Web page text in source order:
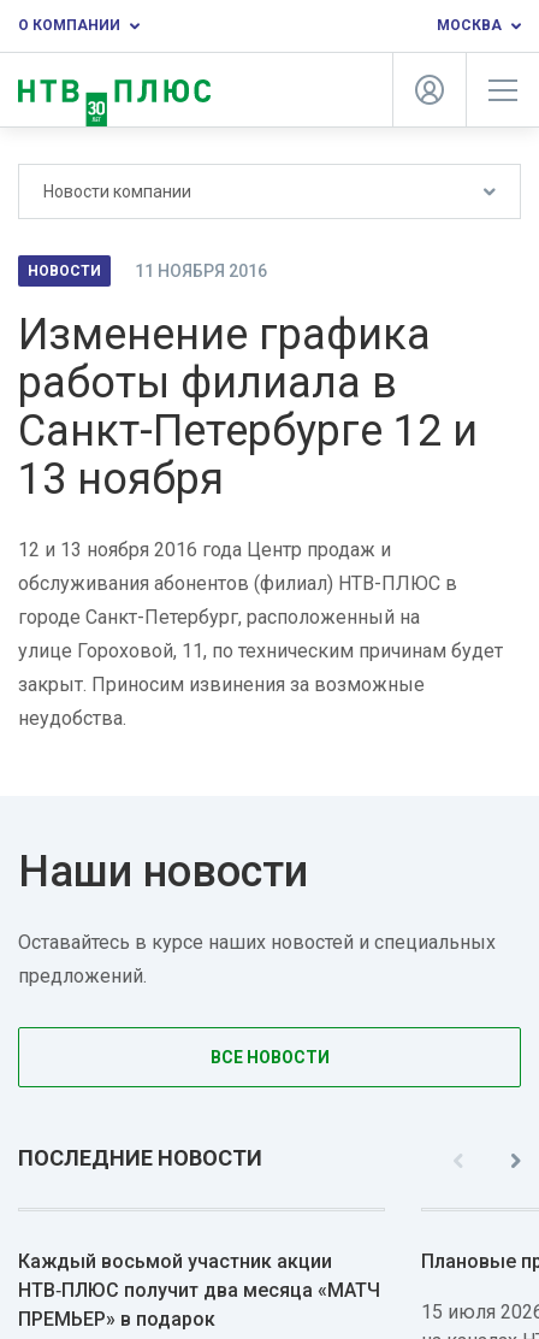
О КОМПАНИИ МОСКВА
Новости компании
НОВОСТИ 11 НОЯБРЯ 2016
Изменение графика
работы филиала в
Санкт-Петербурге 12 и
13 ноября
12 и 13 ноября 2016 года Центр продаж и
обслуживания абонентов (филиал) НТВ-ПЛЮС в
городе Санкт-Петербург, расположенный на
улице Гороховой, 11, по техническим причинам будет
закрыт. Приносим извинения за возможные
неудобства.
Наши новости
Оставайтесь в курсе наших новостей и специальных
предложений.
ВСЕ НОВОСТИ
ПОСЛЕДНИЕ НОВОСТИ
Каждый восьмой участник акции
НТВ‑ПЛЮС получит два месяца «МАТЧ
ПРЕМЬЕР» в подарок
Плановые
15 июля